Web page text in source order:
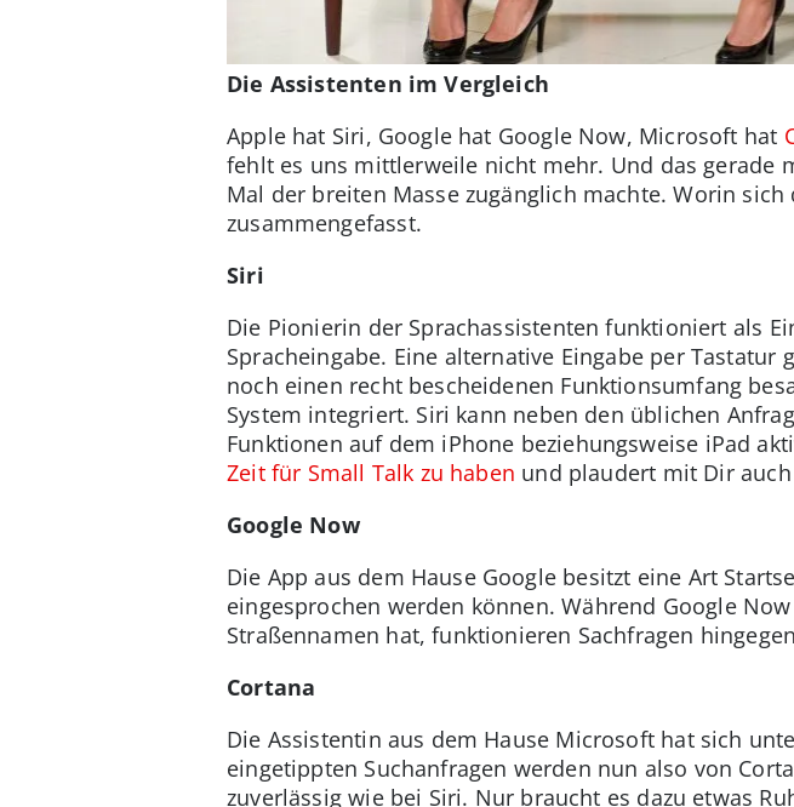
Die Assistenten im Vergleich
Apple hat Siri, Google hat Google Now, Microsoft hat
fehlt es uns mittlerweile nicht mehr. Und das gerade
Mal der breiten Masse zugänglich machte. Worin
zusammengefasst.
Siri
Die Pionierin der Sprachassistenten funktioniert als
Spracheingabe. Eine alternative Eingabe per
noch einen recht bescheidenen Funktionsumfang
System integriert. Siri kann neben den üblichen
Funktionen auf dem iPhone beziehungsweise iPad
Zeit für Small Talk zu haben und plaudert mit Dir
Google Now
Die App aus dem Hause Google besitzt eine Art
eingesprochen werden können. Während Google
Straßennamen hat, funktionieren Sachfragen
Cortana
Die Assistentin aus dem Hause Microsoft hat sich
eingetippten Suchanfragen werden nun also von
zuverlässig wie bei Siri. Nur braucht es dazu etwas